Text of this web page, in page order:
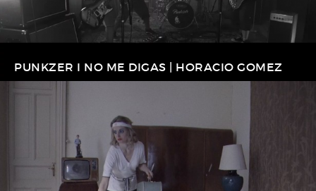
PUNKZER I NO ME DIGAS | HORACIO GOMEZ